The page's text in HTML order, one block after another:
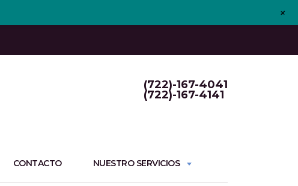
(722)-167-4041
(722)-167-4141
CONTACTO NUESTRO SERVICIOS
+